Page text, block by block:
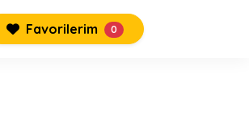
Favorilerim 0